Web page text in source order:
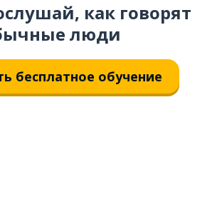
как говорят
люди
бесплатное обучение